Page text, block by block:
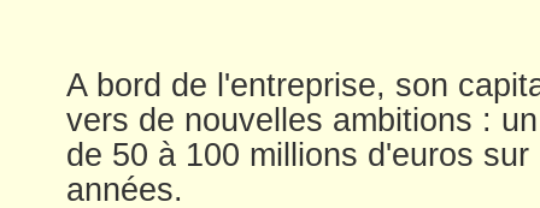
A bord de l'entreprise, son
vers de nouvelles ambitions :
de 50 à 100 millions d'euros
années.